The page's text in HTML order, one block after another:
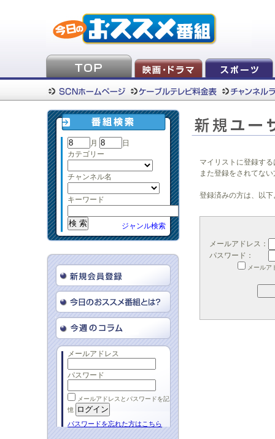
月
日
カテゴリー
チャンネル名
キーワード
ジャンル検索
メールアドレス
パスワード
メールアドレスとパスワードを記
憶
パスワードを忘れた方はこちら
マイリストに登録す
また登録をされてな
登録済みの方は、以
メールアドレス：
パスワード：
メールア